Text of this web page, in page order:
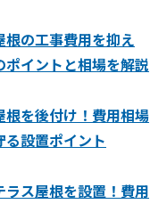
根の工事費用を抑え
ポイントと相場を解説
根を後付け！費用相場
る設置ポイント
ラス屋根を設置！費用